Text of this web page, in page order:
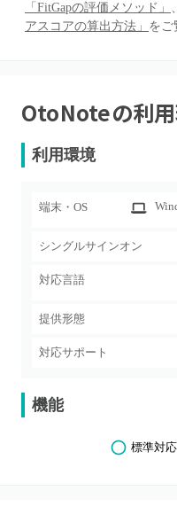
「FitGapの評価メソッド」
アスコアの算出方法」 をご
OtoNoteの利
利用環境
端末・OS
シングルサインオン
対応言語
提供形態
対応サポート
機能
標準対応